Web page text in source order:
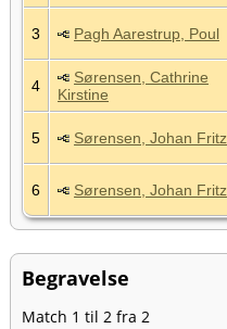
3 Pagh Aarestrup, Poul
4
Sørensen, Cathrine
Kirstine
5 Sørensen, Johan Fritz
6 Sørensen, Johan Fritz
Begravelse
Match 1 til 2 fra 2